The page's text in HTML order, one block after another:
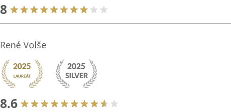
8
René Volše
8.6